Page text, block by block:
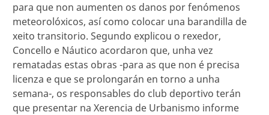
para que non aumenten os danos por fenómenos
meteorolóxicos, así como colocar una barandilla de
xeito transitorio. Segundo explicou o rexedor,
Concello e Náutico acordaron que, unha vez
rematadas estas obras -para as que non é precisa
licenza e que se prolongarán en torno a unha
semana-, os responsables do club deportivo terán
que presentar na Xerencia de Urbanismo informe